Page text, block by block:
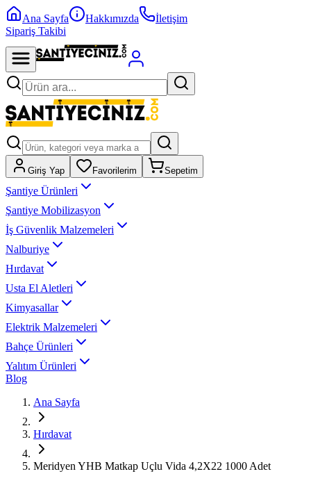
Ana Sayfa Hakkımızda
İletişim
Sipariş Takibi
Giriş Yap Favorilerim Sepetim
Şantiye Ürünleri
Şantiye Mobilizasyon
İş Güvenlik Malzemeleri
Nalburiye
Hırdavat
Usta El Aletleri
Kimyasallar
Elektrik Malzemeleri
Bahçe Ürünleri
Yalıtım Ürünleri
Blog
Ana Sayfa
Hırdavat
Meridyen YHB Matkap Uçlu Vida 4,2X22 1000 Adet